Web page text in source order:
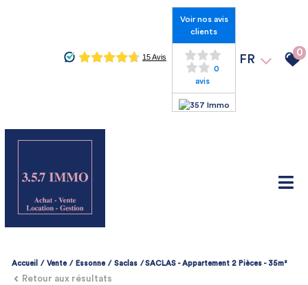
Voir nos avis
clients
0
avis
FR
0
Accueil Vente Essonne Saclas SACLAS - Appartement 2 Pièces - 35m²
Retour aux résultats